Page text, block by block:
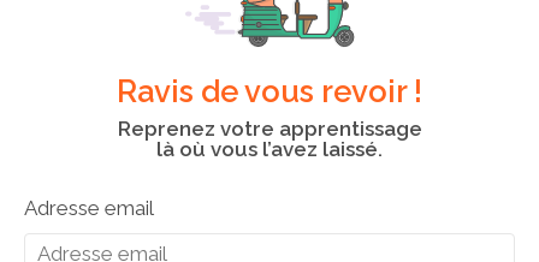
Ravis de vous revoir !
Reprenez votre apprentissage
là où vous l’avez laissé.
Adresse email